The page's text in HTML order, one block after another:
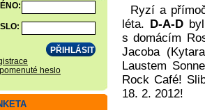
heslo
Ryzí a
léta. D-A-D
s domácím
Jacoba
Laustem
Rock Café!
18. 2. 2012!